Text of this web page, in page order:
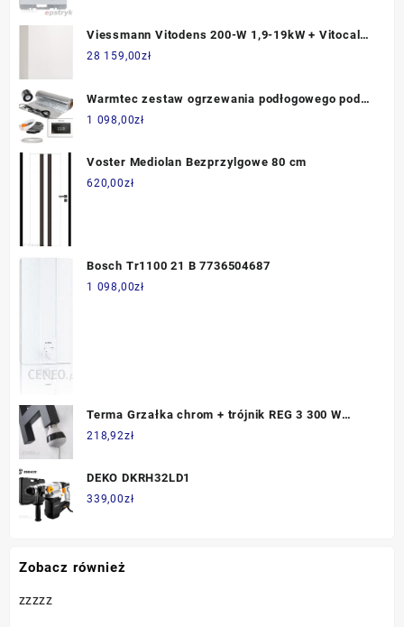
Viessmann Vitodens 200-W 1,9-19kW + Vitocal
262-A T2H 300L (B2HB832)
28 159,00zł
Warmtec zestaw ogrzewania podłogowego pod
panele Exclusive mata grzewcza AL-25 2,5m²
1 098,00zł
Voster Mediolan Bezprzylgowe 80 cm
620,00zł
Bosch Tr1100 21 B 7736504687
1 098,00zł
Terma Grzałka chrom + trójnik REG 3 300 W
WER3T03FCROU
218,92zł
DEKO DKRH32LD1
339,00zł
Zobacz również
zzzzz